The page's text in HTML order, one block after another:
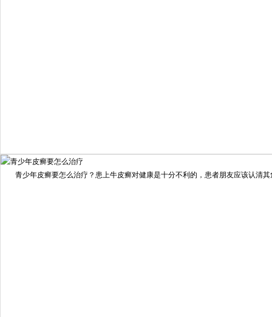
我要咨询我要预约
擅长：住院部主任 【个人简介】 肖建华，成都银康银屑病...
青少年皮癣要怎么治疗？患上牛皮癣对健康是十分不利的，患者朋友应该认清其